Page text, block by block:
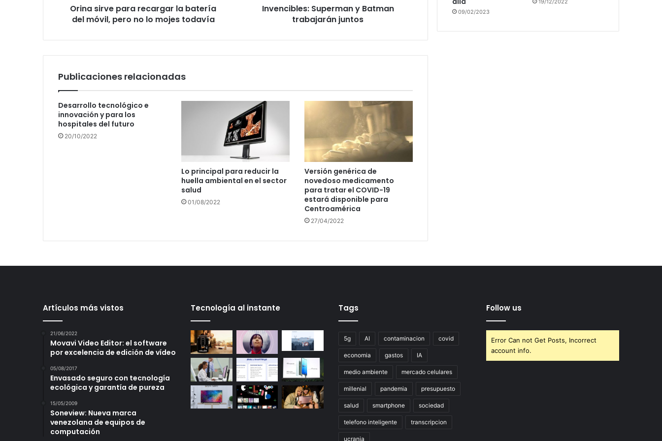
todavía
Orina sirve para recargar la batería
del móvil, pero no lo mojes todavía
Invencibles: Superman y Batman
trabajarán juntos
Publicaciones relacionadas
Desarrollo tecnológico e
innovación y para los
hospitales del futuro
20/10/2022
Lo principal para reducir la
huella ambiental en el sector
salud
01/08/2022
Versión genérica de
novedoso medicamento
para tratar el COVID-19
estará disponible para
Centroamérica
27/04/2022
09/02/2023
19/12/2022
Artículos más vistos
21/06/2022
Movavi Video Editor: el software
por excelencia de edición de vídeo
05/08/2017
Envasado seguro con tecnología
ecológica y garantía de pureza
15/05/2009
Soneview: Nueva marca
venezolana de equipos de
computación
Tecnología al instante Tags
5g AI contaminacion covid
economia gastos IA
medio ambiente mercado celulares
millenial pandemia presupuesto
salud smartphone sociedad
telefono inteligente transcripcion
ucrania
Follow us
Error Can not Get Posts, Incorrect
account info.